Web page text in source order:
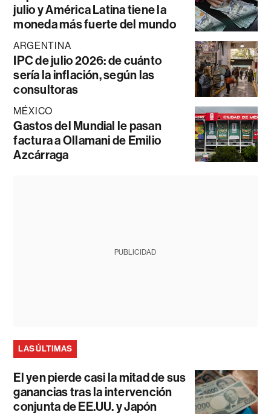
julio y América Latina tiene la
moneda más fuerte del mundo
ARGENTINA
IPC de julio 2026: de cuánto
sería la inflación, según las
consultoras
MÉXICO
Gastos del Mundial le pasan
factura a Ollamani de Emilio
Azcárraga
PUBLICIDAD
LAS ÚLTIMAS
El yen pierde casi la mitad de sus
ganancias tras la intervención
conjunta de EE.UU. y Japón